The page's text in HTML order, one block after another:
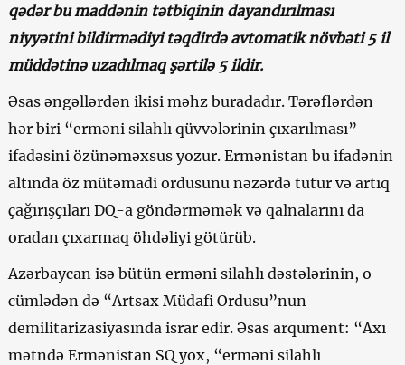
qədər bu maddənin tətbiqinin dayandırılması
niyyətini bildirmədiyi təqdirdə avtomatik növbəti 5 il
müddətinə uzadılmaq şərtilə 5 ildir.
Əsas əngəllərdən ikisi məhz buradadır. Tərəflərdən
hər biri “erməni silahlı qüvvələrinin çıxarılması”
ifadəsini özünəməxsus yozur. Ermənistan bu ifadənin
altında öz mütəmadi ordusunu nəzərdə tutur və artıq
çağırışçıları DQ-a göndərməmək və qalnalarını da
oradan çıxarmaq öhdəliyi götürüb.
Azərbaycan isə bütün erməni silahlı dəstələrinin, o
cümlədən də “Artsax Müdafi Ordusu”nun
demilitarizasiyasında israr edir. Əsas arqument: “Axı
mətndə Ermənistan SQ yox, “erməni silahlı